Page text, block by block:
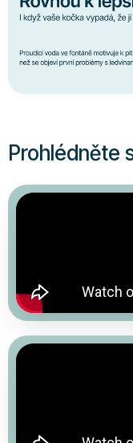
Prohlédněte